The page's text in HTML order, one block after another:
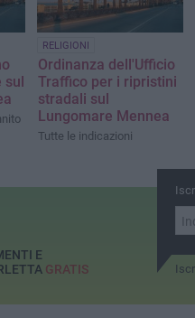
sul
RELIGIONI
Ordinanza dell'Ufficio
Traffico per i ripristini
stradali sul
Lungomare Mennea
Tutte le indicazioni
E
GRATIS